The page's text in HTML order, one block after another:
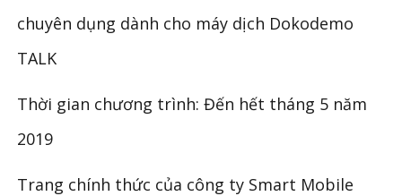
chuyên dụng dành cho máy dịch Dokodemo
TALK
Thời gian chương trình: Đến hết tháng 5 năm
2019
Trang chính thức của công ty Smart Mobile